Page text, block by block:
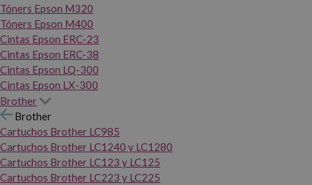
Tóners Epson M320
Tóners Epson M400
Cintas Epson ERC-23
Cintas Epson ERC-38
Cintas Epson LQ-300
Cintas Epson LX-300
Brother
Brother
Cartuchos Brother LC985
Cartuchos Brother LC1240 y LC1280
Cartuchos Brother LC123 y LC125
Cartuchos Brother LC223 y LC225